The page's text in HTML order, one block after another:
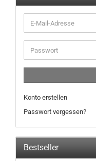
Konto erstellen
Passwort vergessen?
Bestseller